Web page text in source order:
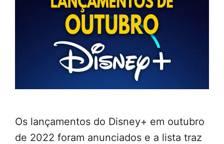
Os lançamentos do Disney+ em outubro
de 2022 foram anunciados e a lista traz